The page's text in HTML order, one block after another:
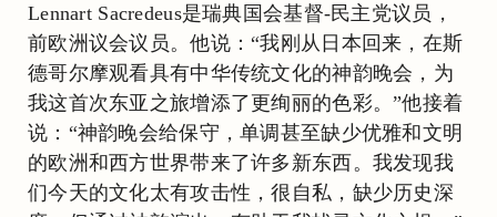
Lennart Sacredeus是瑞典国会基督-民主党议员，
前欧洲议会议员。他说：“我刚从日本回来，在斯
德哥尔摩观看具有中华传统文化的神韵晚会，为
我这首次东亚之旅增添了更绚丽的色彩。”他接着
说：“神韵晚会给保守，单调甚至缺少优雅和文明
的欧洲和西方世界带来了许多新东西。我发现我
们今天的文化太有攻击性，很自私，缺少历史深